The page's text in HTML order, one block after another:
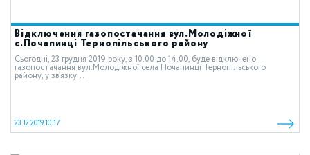
Відключення газопостачання вул.Молодіжної
с.Почапинці Тернопільського району
Сьогодні, 23 грудня 2019 року, з 10.00 до 14.00, буде відключено
газопостачання вул.Молодіжної села Почапинці Тернопільського
району, у зв’язку...
23.12.2019 10:17